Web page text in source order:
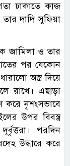
ঢাকাতে কাজ
দাদি সুফিয়া
জামিলা ও তার
পর যেকোন
অস্ত্র দিয়ে
রাখে। এছাড়া
করে নৃশংসভাবে
উপর বিবস্ত্র
পরদিন
উদ্ধারে করে